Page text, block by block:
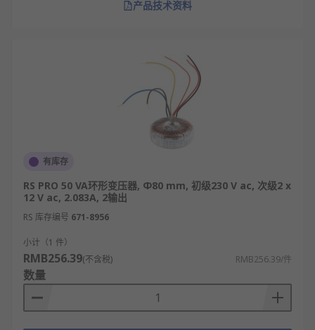
输入电压：AC220V、AC110V、AC380V，可定
频率范围：50Hz、60Hz，适配工频供电系统
绝缘等级：B级、F级，耐压强度高，安全稳定
外形尺寸：根据功率不同，外径100–300mm，
环形变压器的应用
音响设备：功放、胆机、调音台，低噪音、音
质纯净
医疗仪器：监护仪、理疗设备、检测仪器，安
全隔离、干扰小
工控设备：PLC电源、伺服控制、自动化设备，
稳定可靠
产品技术资料
有库存
RS PRO 50 VA环形变压器, Φ80 mm, 初级230 V ac, 次级2 x
12 V ac, 2.083A, 2输出
RS 库存编号 671-8956
小计（1 件）
RMB256.39(不含税) RMB256.39/件
数量